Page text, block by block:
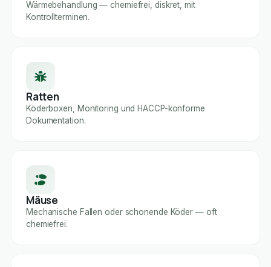
Wärmebehandlung — chemiefrei, diskret, mit
Kontrollterminen.
Ratten
Köderboxen, Monitoring und HACCP-konforme
Dokumentation.
Mäuse
Mechanische Fallen oder schonende Köder — oft
chemiefrei.